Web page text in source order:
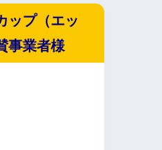
ップ（エッ
事業者様